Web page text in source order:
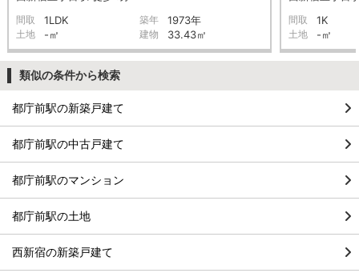
間取 1LDK 築年 1973年
土地 -㎡ 建物 33.43㎡
間取 1K
土地 -㎡
類似の条件から検索
都庁前駅の新築戸建て
都庁前駅の中古戸建て
都庁前駅のマンション
都庁前駅の土地
西新宿の新築戸建て